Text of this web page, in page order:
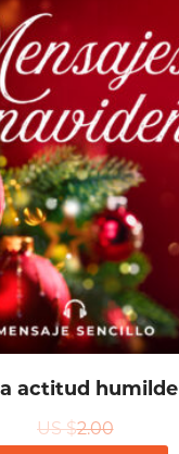
actitud humilde
US $2.00